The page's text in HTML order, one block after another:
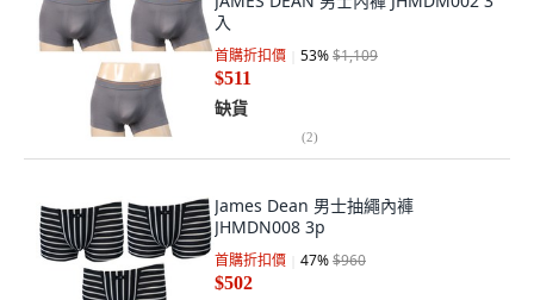
入
首購折扣價 53%$1,109
$511
缺貨
(2)
James Dean 男士抽繩內褲
JHMDN008 3p
首購折扣價 47%$960
$502